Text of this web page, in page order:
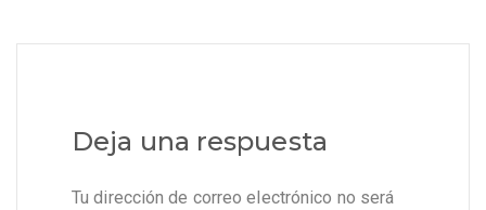
Deja una respuesta
Tu dirección de correo electrónico no será